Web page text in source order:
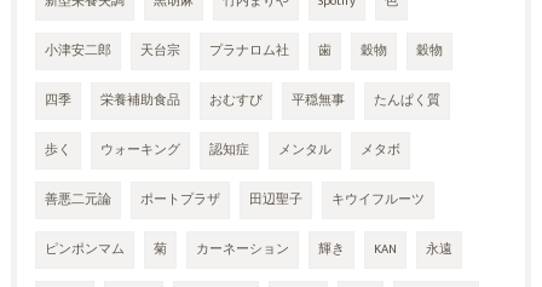
小津安二郎 天台宗 プラナロム社 歯 穀物 穀物
四季 栄養補助食品 おむすび 平穏無事 たんぱく質
歩く ウォーキング 認知症 メンタル メタボ
善悪二元論 ポートプラザ 田辺聖子 キウイフルーツ
ピンポンマム 菊 カーネーション 輝き KAN 永遠